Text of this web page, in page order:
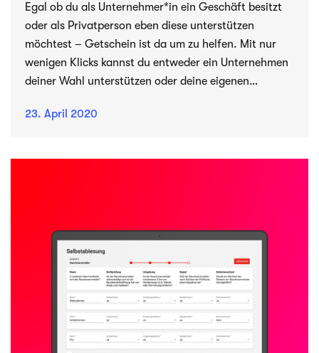
Egal ob du als Unternehmer*in ein Geschäft besitzt
oder als Privatperson eben diese unterstützen
möchtest – Getschein ist da um zu helfen. Mit nur
wenigen Klicks kannst du entweder ein Unternehmen
deiner Wahl unterstützen oder deine eigenen
Unternehmer*in brauchst du nicht einmal eine eigene
23. April 2020